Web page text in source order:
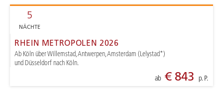
5
NÄCHTE
RHEIN METROPOLEN 2026
Ab Köln über Willemstad, Antwerpen, Amsterdam (Lelystad*)
und Düsseldorf nach Köln.
ab€ 843 p. P.